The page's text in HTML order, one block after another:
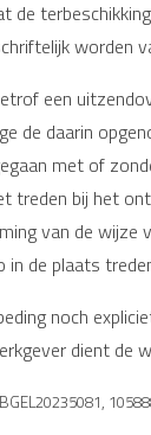
worden
een
de daarin
met of
treden bij het
van de wijze
in de plaats
noch
dient